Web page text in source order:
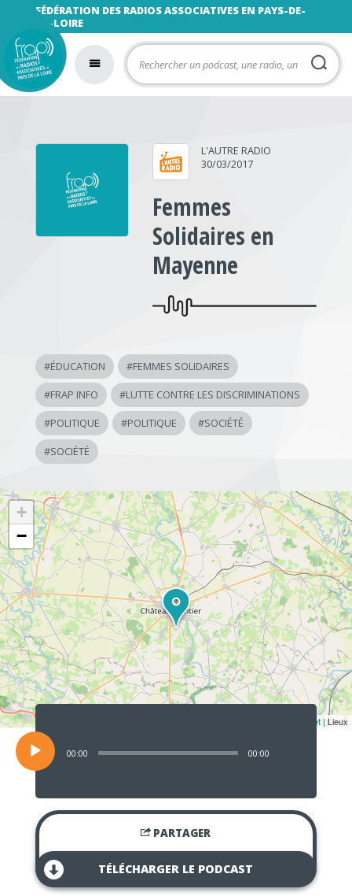
FÉDÉRATION DES RADIOS ASSOCIATIVES EN PAYS-DE-
LA-LOIRE
L'AUTRE RADIO
30/03/2017
Femmes
Solidaires en
Mayenne
#ÉDUCATION #FEMMES SOLIDAIRES
#FRAP INFO #LUTTE CONTRE LES DISCRIMINATIONS
#POLITIQUE #POLITIQUE #SOCIÉTÉ
#SOCIÉTÉ
+
−
Leaflet | Lieux
Lecteur
audio
00:00 00:00
PARTAGER
TÉLÉCHARGER LE PODCAST